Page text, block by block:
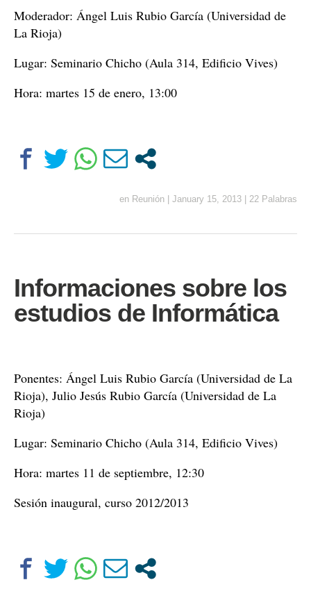
Moderador: Ángel Luis Rubio García (Universidad de
La Rioja)
Lugar: Seminario Chicho (Aula 314, Edificio Vives)
Hora: martes 15 de enero, 13:00
en Reunión January 15, 2013 22 Palabras
Informaciones sobre los
estudios de Informática
Ponentes: Ángel Luis Rubio García (Universidad de La
Rioja), Julio Jesús Rubio García (Universidad de La
Rioja)
Lugar: Seminario Chicho (Aula 314, Edificio Vives)
Hora: martes 11 de septiembre, 12:30
Sesión inaugural, curso 2012/2013